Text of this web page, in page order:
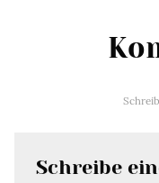
Schreibe